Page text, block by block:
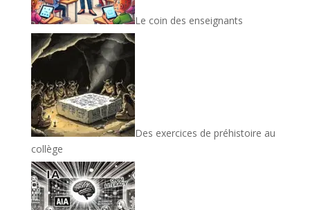
Le coin des enseignants
Des exercices de préhistoire au
collège